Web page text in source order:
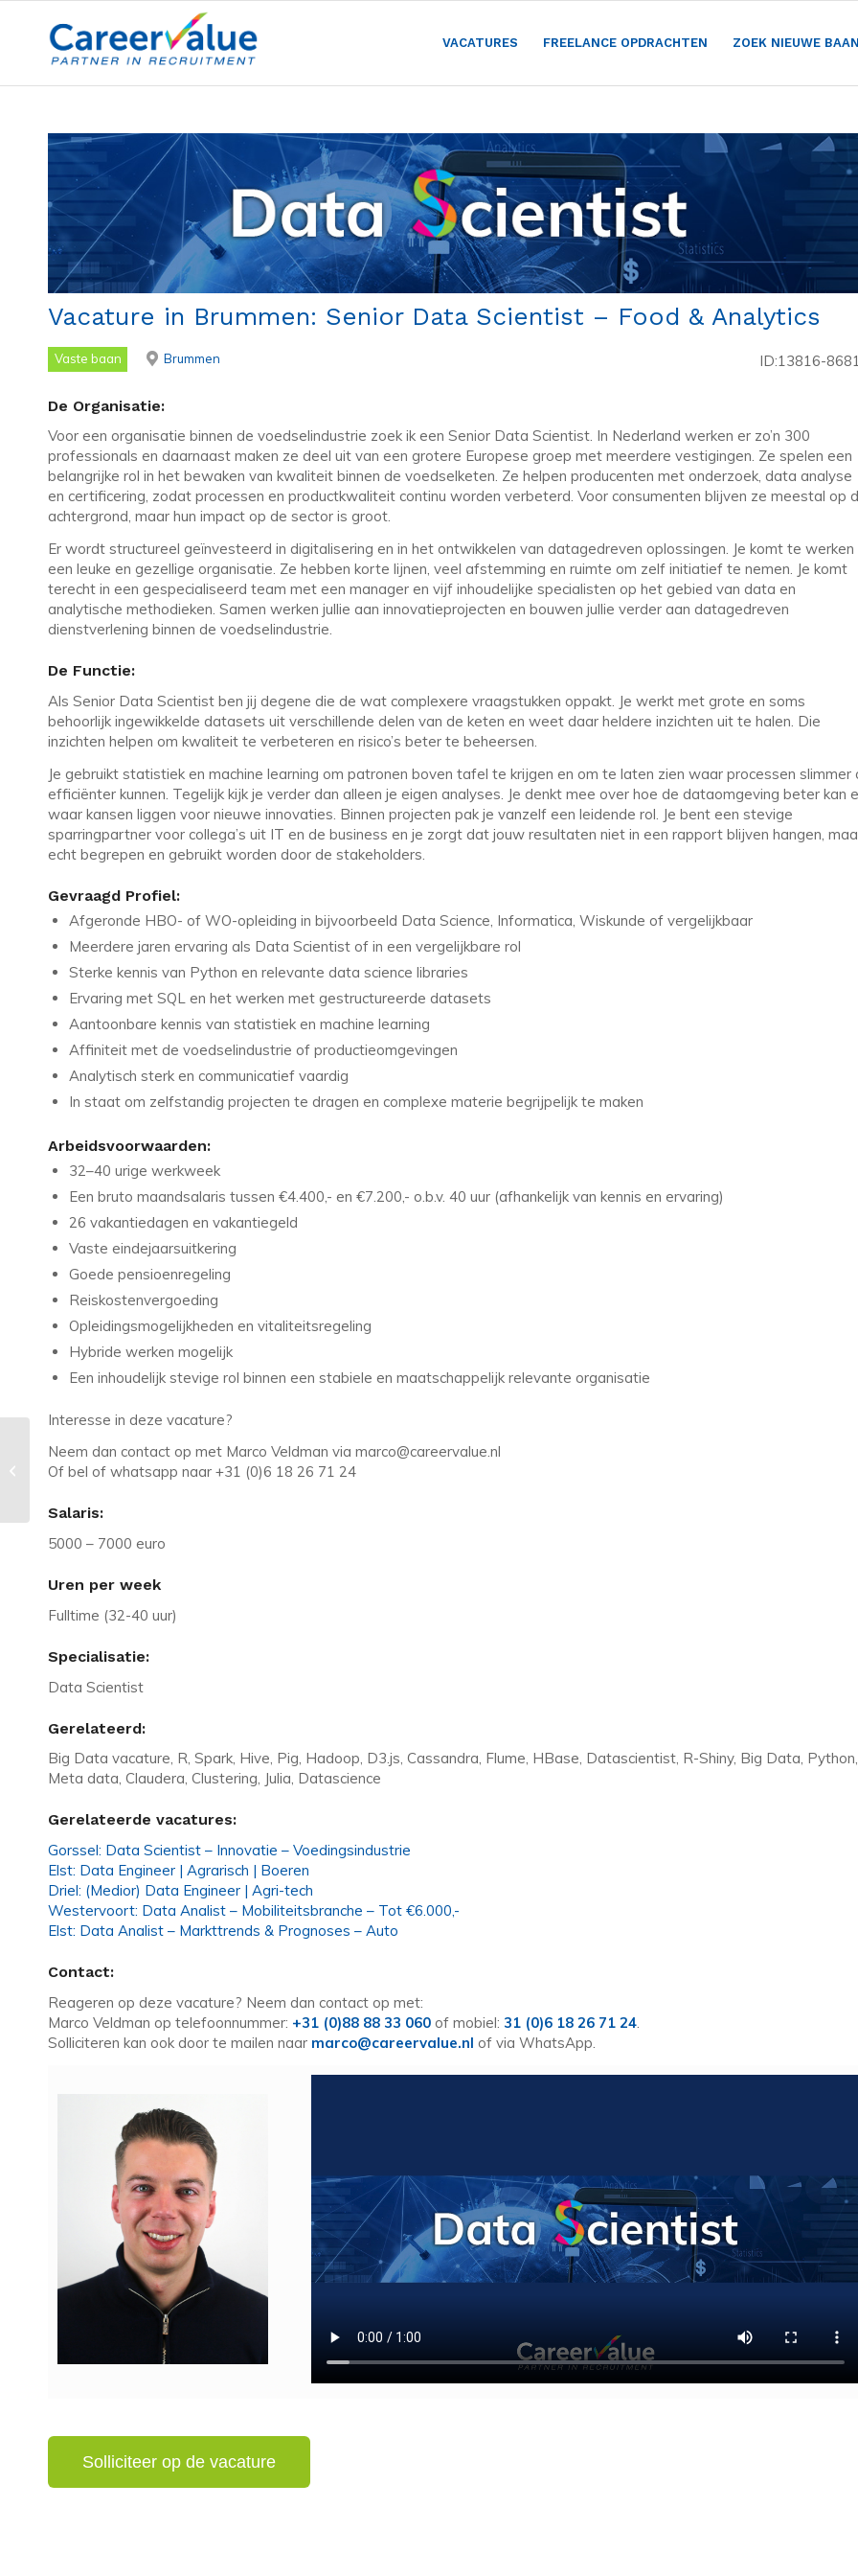
VACATURES FREELANCE OPDRACHTEN ZOEK NIEUWE
Vacature in Brummen: Senior Data Scientist – Food & Analytics
Vaste baan Brummen ID:13816-
De Organisatie:
Voor een organisatie binnen de voedselindustrie zoek ik een Senior Data Scientist. In Nederland werken er zo’n 300
professionals en daarnaast maken ze deel uit van een grotere Europese groep met meerdere vestigingen. Ze spelen een
belangrijke rol in het bewaken van kwaliteit binnen de voedselketen. Ze helpen producenten met onderzoek, data analyse
en certificering, zodat processen en productkwaliteit continu worden verbeterd. Voor consumenten blijven ze meestal op
achtergrond, maar hun impact op de sector is groot.
Er wordt structureel geïnvesteerd in digitalisering en in het ontwikkelen van datagedreven oplossingen. Je komt te werken
een leuke en gezellige organisatie. Ze hebben korte lijnen, veel afstemming en ruimte om zelf initiatief te nemen. Je komt
terecht in een gespecialiseerd team met een manager en vijf inhoudelijke specialisten op het gebied van data en
analytische methodieken. Samen werken jullie aan innovatieprojecten en bouwen jullie verder aan datagedreven
dienstverlening binnen de voedselindustrie.
De Functie:
Als Senior Data Scientist ben jij degene die de wat complexere vraagstukken oppakt. Je werkt met grote en soms
behoorlijk ingewikkelde datasets uit verschillende delen van de keten en weet daar heldere inzichten uit te halen. Die
inzichten helpen om kwaliteit te verbeteren en risico’s beter te beheersen.
Je gebruikt statistiek en machine learning om patronen boven tafel te krijgen en om te laten zien waar processen slimmer
efficiënter kunnen. Tegelijk kijk je verder dan alleen je eigen analyses. Je denkt mee over hoe de dataomgeving beter kan
waar kansen liggen voor nieuwe innovaties. Binnen projecten pak je vanzelf een leidende rol. Je bent een stevige
sparringpartner voor collega’s uit IT en de business en je zorgt dat jouw resultaten niet in een rapport blijven hangen,
echt begrepen en gebruikt worden door de stakeholders.
Gevraagd Profiel:
Afgeronde HBO- of WO-opleiding in bijvoorbeeld Data Science, Informatica, Wiskunde of vergelijkbaar
Meerdere jaren ervaring als Data Scientist of in een vergelijkbare rol
Sterke kennis van Python en relevante data science libraries
Ervaring met SQL en het werken met gestructureerde datasets
Aantoonbare kennis van statistiek en machine learning
Affiniteit met de voedselindustrie of productieomgevingen
Analytisch sterk en communicatief vaardig
In staat om zelfstandig projecten te dragen en complexe materie begrijpelijk te maken
Arbeidsvoorwaarden:
32–40 urige werkweek
Een bruto maandsalaris tussen €4.400,- en €7.200,- o.b.v. 40 uur (afhankelijk van kennis en ervaring)
26 vakantiedagen en vakantiegeld
Vaste eindejaarsuitkering
Goede pensioenregeling
Reiskostenvergoeding
Opleidingsmogelijkheden en vitaliteitsregeling
Hybride werken mogelijk
Een inhoudelijk stevige rol binnen een stabiele en maatschappelijk relevante organisatie
Interesse in deze vacature?
Neem dan contact op met Marco Veldman via marco@careervalue.nl
Of bel of whatsapp naar +31 (0)6 18 26 71 24
Salaris:
5000 – 7000 euro
Uren per week
Fulltime (32-40 uur)
Specialisatie:
Data Scientist
Gerelateerd:
Big Data vacature, R, Spark, Hive, Pig, Hadoop, D3.js, Cassandra, Flume, HBase, Datascientist, R-Shiny, Big Data, Python,
Meta data, Claudera, Clustering, Julia, Datascience
Gerelateerde vacatures:
Gorssel: Data Scientist – Innovatie – Voedingsindustrie
Elst: Data Engineer | Agrarisch | Boeren
Driel: (Medior) Data Engineer | Agri-tech
Westervoort: Data Analist – Mobiliteitsbranche – Tot €6.000,-
Elst: Data Analist – Markttrends & Prognoses – Auto
Contact:
Reageren op deze vacature? Neem dan contact op met:
Marco Veldman op telefoonnummer: +31 (0)88 88 33 060 of mobiel: 31 (0)6 18 26 71 24.
Solliciteren kan ook door te mailen naar marco@careervalue.nl of via WhatsApp.
Vacature in Waddinxveen:
Applicatie specialist met impact